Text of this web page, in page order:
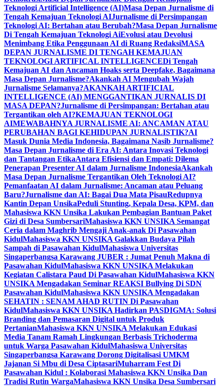
Teknologi Artificial Intelligence (AI)Masa Depan Jurnalisme di
Tengah Kemajuan Teknologi AIJurnalisme di Persimpangan
Teknologi AI: Bertahan atau Berubah?Masa Depan Jurnalisme
Di Tengah Kemajuan Teknologi AiEvolusi atau Devolusi
Menimbang Etika Penggunaan AI di Ruang RedaksiMASA
DEPAN JURNALISME DI TENGAH KEMAJUAN
TEKNOLOGI ARTIFICAL INTELLIGENCEDi Tengah
Kemajuan AI dan Ancaman Hoaks serta Deepfake, Bagaimana
Masa Depan Jurnalisme?Akankah AI Mengubah Wajah
Jurnalisme Selamanya?AKANKAH ARTIFICIAL
INTELLIGENCE (AI) MENGGANTIKAN JURNALIS DI
MASA DEPAN?Jurnalisme di Persimpangan: Bertahan atau
Tergantikan oleh AI?KEMAJUAN TEKNOLOGI
AIMEWABAHNYA JURNALISME AI: ANCAMAN ATAU
PERUBAHAN BAGI KEHIDUPAN JURNALISTIK?AI
Masuk Dunia Media Indonesia, Bagaimana Nasib Jurnalisme?
Masa Depan Jurnalisme di Era AI: Antara Inovasi Teknologi
dan Tantangan EtikaAntara Efisiensi dan Empati: Dilema
Penerapan Presenter AI dalam Jurnalisme IndonesiaAkankah
Masa Depan Jurnalisme Tergantikan Oleh Teknologi AI?
Pemanfaatan AI dalam Jurnalisme: Ancaman atau Peluang
Baru?Jurnalisme dan AI: Bagai Dua Mata PisauRedupnya
Kantin Depan UnsikaPeduli Stunting, Kepala Desa, KPM, dan
Mahasiswa KKN Unsika Lakukan Pembagian Bantuan Paket
Gizi di Desa SumbersariMahasiswa KKN UNSIKA Semangat
Ceria dalam Maghrib Mengaji Anak-anak Di Pasawahan
KidulMahasiswa KKN UNSIKA Galakkan Budaya Pilah
Sampah di Pasawahan KidulMahasiswa Universitas
Singaperbangsa Karawang JUBER : Jumat Penuh Makna di
Pasawahan KidulMahasiswa KKN UNSIKA Melakukan
Kegiatan Calistara Paud Di Pasawahan KidulMahasiswa KKN
UNSIKA Mengadakan Seminar REAKSI Bullying Di SDN
Pasawahan KidulMahasiswa KKN UNSIKA Mengadakan
SEHATIN : SENAM AHAD RUTIN Di Pasawahan
KidulMahasiswa KKN UNSIKA Hadirkan PASDIGMA: Solusi
Branding dan Pemasaran Digital untuk Produk
PertanianMahasiswa KKN UNSIKA Melakukan Edukasi
Media Tanam Ramah Lingkungan Berbasis Trichoderma
untuk Warga Pasawahan KidulMahasiswa Universitas
Singaperbangsa Karawang Dorong Digitalisasi UMKM
Jajanan Si Mbu di Desa CiptasariMuharram Fest Di
Pasawahan Kidul : Kolaborasi Mahasiswa KKN Unsika Dan
Tradisi Rutin WargaMahasiswa KKN Unsika Desa Sumbersari